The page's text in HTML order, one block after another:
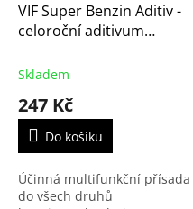
VIF Super Benzin Aditiv -
celoroční aditivum
Skladem
247 Kč
Do košíku
Účinná multifunkční přísada
do všech druhů